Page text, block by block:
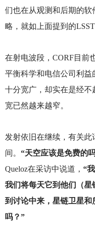
们也在从观测和后期的
略，就如上面提到的
在射电波段，CORF目前
平衡科学和电信公司利益
十分宽广，却实在是经
宽已然越来越窄。
发射依旧在继续，有关
间。 “天空应该是免费的
Queloz在采访中说道， “
我们将每天它到他们（
到讨论中来，星链卫星
吗？”